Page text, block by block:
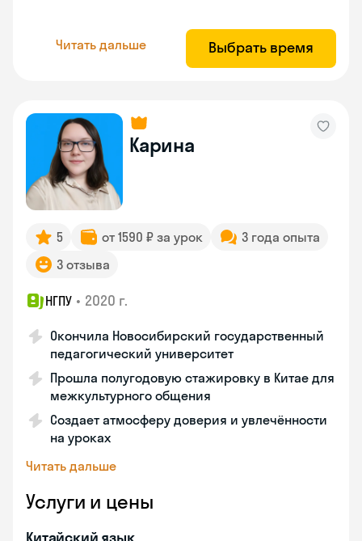
Читать дальше Выбрать время
Карина
5 от 1590 ₽ за урок
3 года опыта
3 отзыва
НГПУ • 2020 г.
Окончила Новосибирский государственный
педагогический университет
Прошла полугодовую стажировку в Китае для
межкультурного общения
Создает атмосферу доверия и увлечённости
на уроках
Читать дальше
Услуги и цены